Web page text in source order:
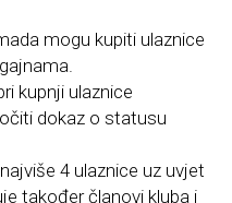
mogu kupiti ulaznice
kupnji ulaznice
dokaz o statusu
4 ulaznice uz uvjet
također članovi kluba i